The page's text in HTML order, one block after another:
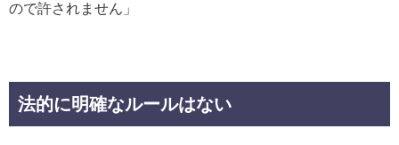
ので許されません」
法的に明確なルールはない